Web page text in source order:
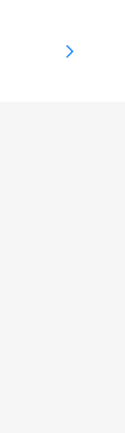
a 5
e seco.
50 ou
o